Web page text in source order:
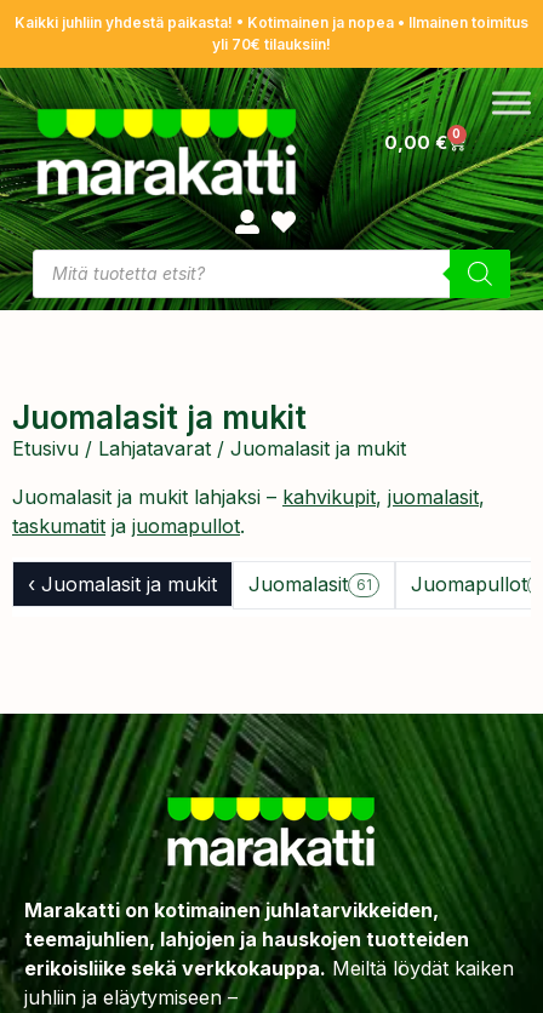
Kaikki juhliin yhdestä paikasta! • Kotimainen ja nopea • Ilmainen toimitus
yli 70€ tilauksiin!
0,00€ 0
Juomalasit ja mukit
Etusivu / Lahjatavarat / Juomalasit ja mukit
Juomalasit ja mukit lahjaksi – kahvikupit, juomalasit,
taskumatit ja juomapullot.
‹ Juomalasit ja mukit Juomalasit 61 Juomapullot
Marakatti on kotimainen juhlatarvikkeiden,
teemajuhlien, lahjojen ja hauskojen tuotteiden
erikoisliike sekä verkkokauppa. Meiltä löydät kaiken
juhliin ja eläytymiseen –